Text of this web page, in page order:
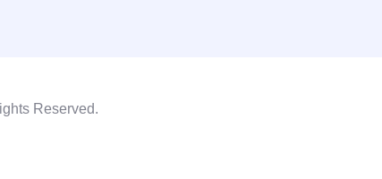
Reserved.